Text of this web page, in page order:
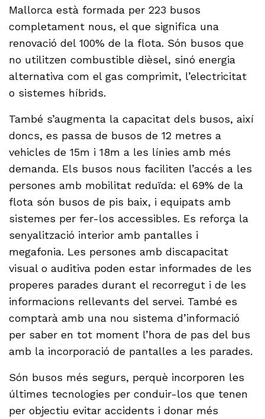
Mallorca està formada per 223 busos
completament nous, el que significa una
renovació del 100% de la flota. Són busos que
no utilitzen combustible dièsel, sinó energia
alternativa com el gas comprimit, l’electricitat
o sistemes híbrids.
També s’augmenta la capacitat dels busos, així
doncs, es passa de busos de 12 metres a
vehicles de 15m i 18m a les línies amb més
demanda. Els busos nous faciliten l’accés a les
persones amb mobilitat reduïda: el 69% de la
flota són busos de pis baix, i equipats amb
sistemes per fer-los accessibles. Es reforça la
senyalització interior amb pantalles i
megafonia. Les persones amb discapacitat
visual o auditiva poden estar informades de les
properes parades durant el recorregut i de les
informacions rellevants del servei. També es
comptarà amb una nou sistema d’informació
per saber en tot moment l’hora de pas del bus
amb la incorporació de pantalles a les parades.
Són busos més segurs, perquè incorporen les
últimes tecnologies per conduir-los que tenen
per objectiu evitar accidents i donar més